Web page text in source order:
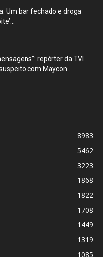
Um bar fechado e droga
repórter da TVI
com Maycon...
8983
5462
3223
1868
1822
1708
1449
1319
1085